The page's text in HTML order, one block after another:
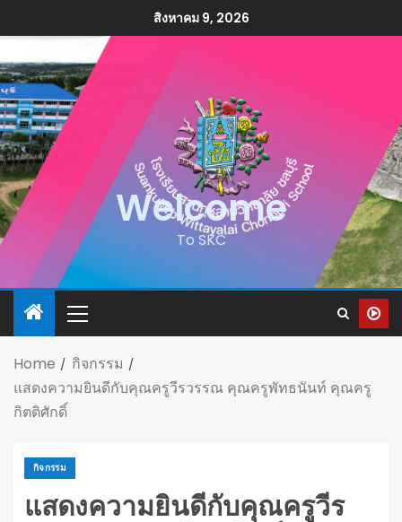
สิงหาคม 9, 2026
Welcome
To SKC
Home
กิจกรรม
แสดงความยินดีกับคุณครูวีรวรรณ คุณครูพัทธนันท์ คุณครู
กิตติศักดิ์
กิจกรรม
แสดงความยินดีกับคุณครูวีร